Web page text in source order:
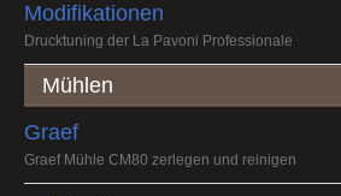
Modifikationen
Drucktuning der La Pavoni Professionale
Mühlen
Graef
Graef Mühle CM80 zerlegen und reinigen